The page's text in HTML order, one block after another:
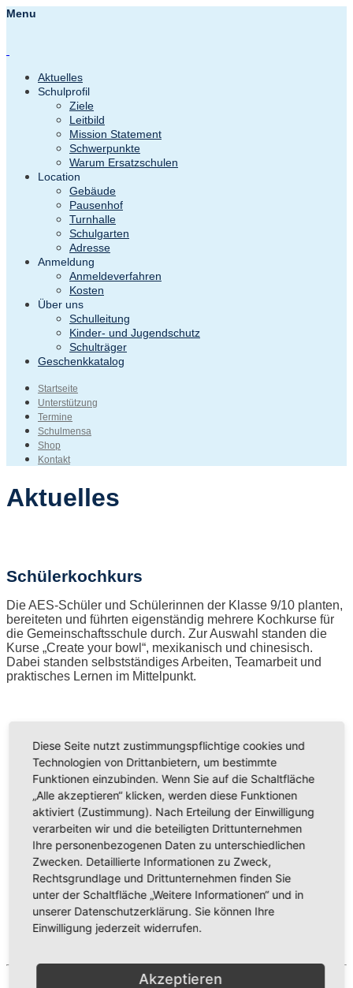
Menu
Aktuelles
Schulprofil
Ziele
Leitbild
Mission Statement
Schwerpunkte
Warum Ersatzschulen
Location
Gebäude
Pausenhof
Turnhalle
Schulgarten
Adresse
Anmeldung
Anmeldeverfahren
Kosten
Über uns
Schulleitung
Kinder- und Jugendschutz
Schulträger
Geschenkkatalog
Startseite
Unterstützung
Termine
Schulmensa
Shop
Kontakt
Aktuelles
Schülerkochkurs
Die AES-Schüler und Schülerinnen der Klasse 9/10 planten,
bereiteten und führten eigenständig mehrere Kochkurse für
die Gemeinschaftsschule durch. Zur Auswahl standen die
Kurse „Create your bowl“, mexikanisch und chinesisch.
Dabei standen selbstständiges Arbeiten, Teamarbeit und
praktisches Lernen im Mittelpunkt.
Diese Seite nutzt zustimmungspflichtige cookies und
Technologien von Drittanbietern, um bestimmte
Funktionen einzubinden. Wenn Sie auf die Schaltfläche
„Alle akzeptieren“ klicken, werden diese Funktionen
aktiviert (Zustimmung). Nach Erteilung der Einwilligung
verarbeiten wir und die beteiligten Drittunternehmen
Ihre personenbezogenen Daten zu unterschiedlichen
Zwecken. Detaillierte Informationen zu Zweck,
Rechtsgrundlage und Drittunternehmen finden Sie
unter der Schaltfläche „Weitere Informationen“ und in
unserer Datenschutzerklärung. Sie können Ihre
Einwilligung jederzeit widerrufen.
Akzeptieren